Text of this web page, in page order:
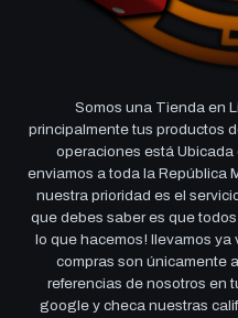
Somos una Tienda en
principalmente tus productos
operaciones está
enviamos a toda la República
nuestra prioridad es el
que debes saber es que
lo que hacemos! llevamos ya
compras son únicamente
referencias de nosotros en
google y checa nuestras